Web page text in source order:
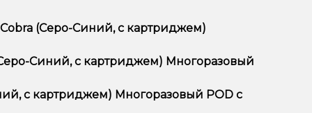
(Серо-Синий, с картриджем)
POD отличается высоким качеством,
Синий, с картриджем) Многоразовый
выгодные цены и быструю доставку.
с картриджем) Многоразовый POD с